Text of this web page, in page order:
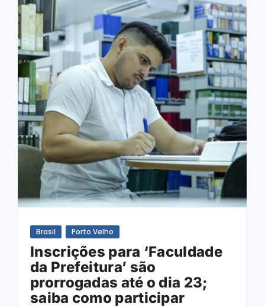
Brasil Porto Velho
Inscrições para ‘Faculdade
da Prefeitura’ são
prorrogadas até o dia 23;
saiba como participar